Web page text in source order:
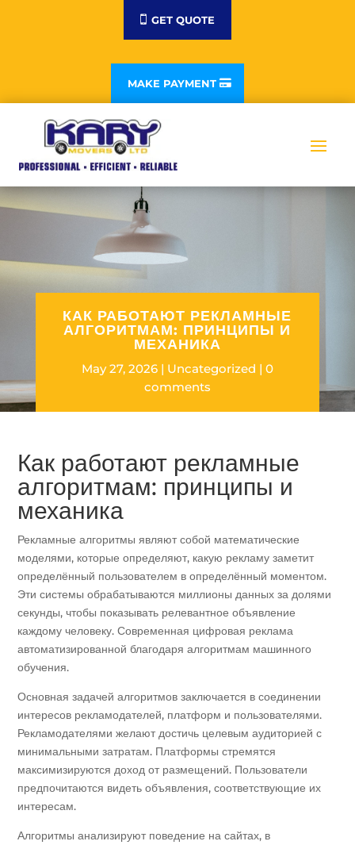
GET QUOTE
MAKE PAYMENT
КАК РАБОТАЮТ РЕКЛАМНЫЕ
АЛГОРИТМАМ: ПРИНЦИПЫ И
МЕХАНИКА
May 27, 2026 Uncategorized
0
comments
Как работают рекламные
алгоритмам: принципы и
механика
Рекламные алгоритмы являют собой математические
моделями, которые определяют, какую рекламу заметит
определённый пользователем в определённый моментом.
Эти системы обрабатываются миллионы данных за долями
секунды, чтобы показывать релевантное объявление
каждому человеку. Современная цифровая реклама
автоматизированной благодаря алгоритмам машинного
обучения.
Основная задачей алгоритмов заключается в соединении
интересов рекламодателей, платформ и пользователями.
Рекламодателями желают достичь целевым аудиторией с
минимальными затратам. Платформы стремятся
максимизируются доход от размещений. Пользователи
предпочитаются видеть объявления, соответствующие их
интересам.
Алгоритмы анализируют поведение на сайтах, в